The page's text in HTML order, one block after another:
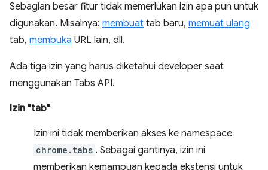
Sebagian besar fitur tidak memerlukan izin apa pun untuk
digunakan. Misalnya: membuat tab baru, memuat ulang
tab, membuka URL lain, dll.
Ada tiga izin yang harus diketahui developer saat
menggunakan Tabs API.
Izin "tab"
Izin ini tidak memberikan akses ke namespace
chrome.tabs . Sebagai gantinya, izin ini
memberikan kemampuan kepada ekstensi untuk